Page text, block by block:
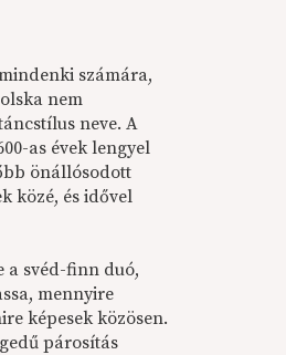
számára,
nem
neve. A
as évek lengyel
önállósodott
közé, és idővel
a svéd-finn duó,
mennyire
képesek közösen.
párosítás